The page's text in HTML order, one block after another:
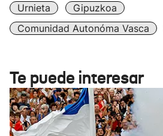
Urnieta
Gipuzkoa
Comunidad Autonóma Vasca
Te puede interesar